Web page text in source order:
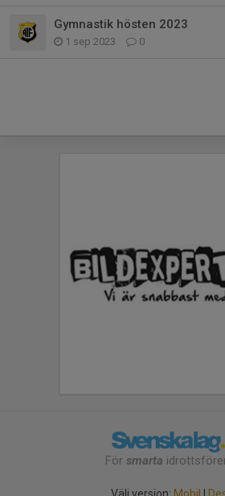
Gymnastik hösten 2023
1 sep 2023 0
För smarta